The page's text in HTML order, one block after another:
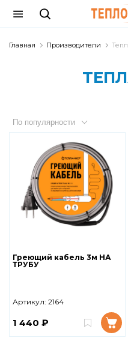
Главная Производители
По популярности
Греющий кабель 3м НА
ТРУБУ
Артикул: 2164
1 440 ₽